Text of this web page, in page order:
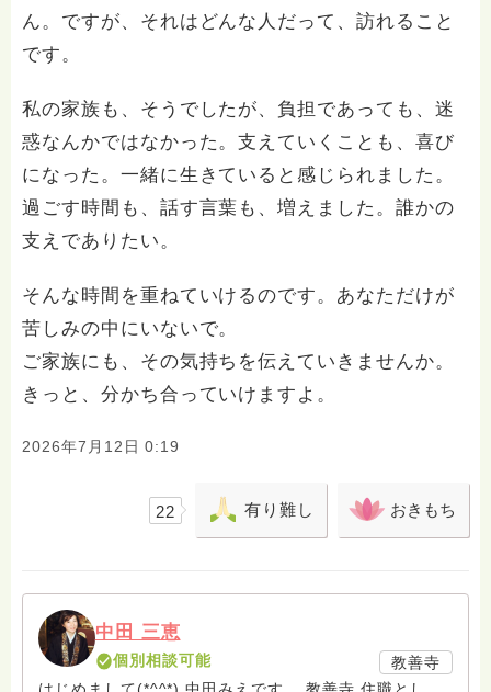
ん。ですが、それはどんな人だって、訪れること
です。
私の家族も、そうでしたが、負担であっても、迷
惑なんかではなかった。支えていくことも、喜び
になった。一緒に生きていると感じられました。
過ごす時間も、話す言葉も、増えました。誰かの
支えでありたい。
そんな時間を重ねていけるのです。あなただけが
苦しみの中にいないで。
ご家族にも、その気持ちを伝えていきませんか。
きっと、分かち合っていけますよ。
2026年7月12日 0:19
22 有り難し おきもち
中田 三恵
個別相談可能
教善寺